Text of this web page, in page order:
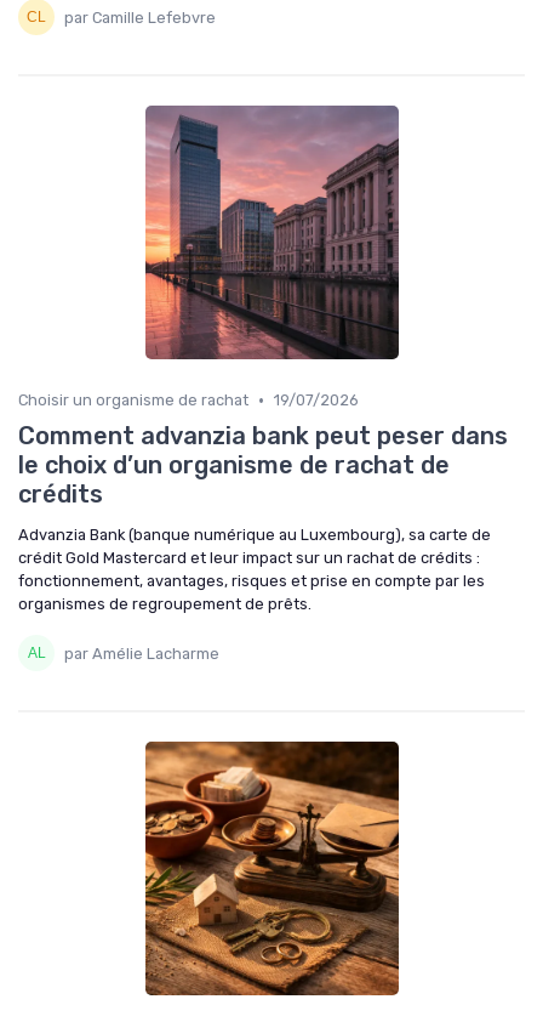
par Camille Lefebvre
Choisir un organisme de rachat • 19/07/2026
Comment advanzia bank peut peser dans
le choix d’un organisme de rachat de
crédits
Advanzia Bank (banque numérique au Luxembourg), sa carte de
crédit Gold Mastercard et leur impact sur un rachat de crédits :
fonctionnement, avantages, risques et prise en compte par les
organismes de regroupement de prêts.
par Amélie Lacharme